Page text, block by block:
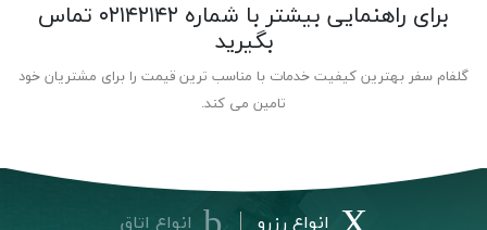
برای راهنمایی بیشتر با شماره ۰۲۱۴۲۱۴۲ تماس
بگیرید
گلفام سفر بهترین کیفیت خدمات با مناسب ترین قیمت را برای مشتریان خود
تامین می کند.
انواع رزرو انواع اتاق